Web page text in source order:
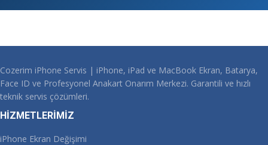
Cozerim iPhone Servis | iPhone, iPad ve MacBook Ekran, Batarya,
Face ID ve Profesyonel Anakart Onarım Merkezi. Garantili ve hızlı
teknik servis çözümleri.
HİZMETLERİMİZ
iPhone Ekran Değişimi